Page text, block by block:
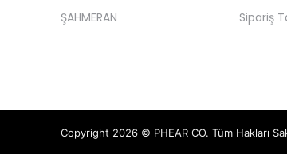
ŞAHMERAN
Sipariş
Copyright 2026 © PHEAR CO. Tüm Hakları